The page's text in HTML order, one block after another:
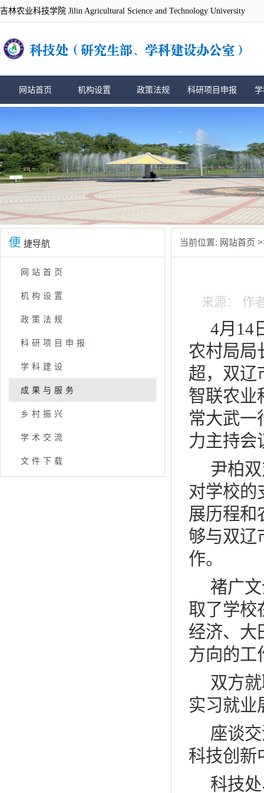
吉林农业科技学院 Jilin Agricultural Science and Technology University
网站首页 机构设置 政策法规 科研项目申报
便 捷导航
网站首页
机构设置
政策法规
科研项目申报
学科建设
成果与服务
乡村振兴
学术交流
文件下载
当前位置: 网站首页
来源： 作
4月14
农村局局
超，双辽
智联农业
常大武一
力主持会
尹柏
对学校的
展历程和
够与双辽
作。
褚广
取了学校
经济、大
方向的工
双方
实习就业
座谈
科技创新
科技